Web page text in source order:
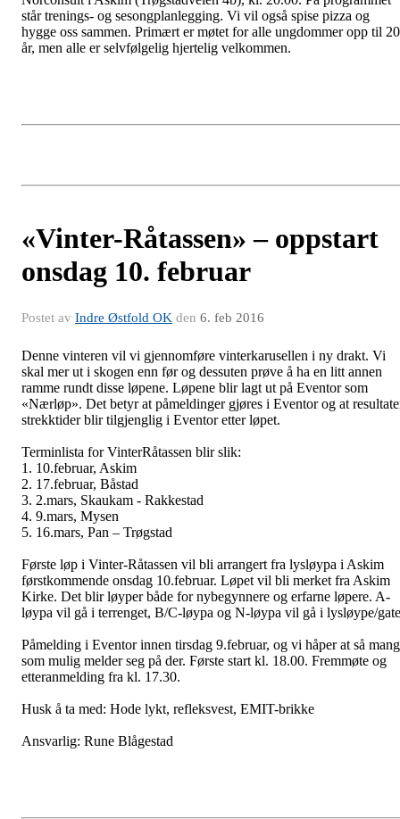
står trenings- og sesongplanlegging. Vi vil også spise pizza og
hygge oss sammen. Primært er møtet for alle ungdommer opp til 20
år, men alle er selvfølgelig hjertelig velkommen.
«Vinter-Råtassen» – oppstart
onsdag 10. februar
Postet av Indre Østfold OK den 6. feb 2016
Denne vinteren vil vi gjennomføre vinterkarusellen i ny drakt. Vi
skal mer ut i skogen enn før og dessuten prøve å ha en litt annen
ramme rundt disse løpene. Løpene blir lagt ut på Eventor som
«Nærløp». Det betyr at påmeldinger gjøres i Eventor og at
strekktider blir tilgjenglig i Eventor etter løpet.
Terminlista for VinterRåtassen blir slik:
1. 10.februar, Askim
2. 17.februar, Båstad
3. 2.mars, Skaukam - Rakkestad
4. 9.mars, Mysen
5. 16.mars, Pan – Trøgstad
Første løp i Vinter-Råtassen vil bli arrangert fra lysløypa i Askim
førstkommende onsdag 10.februar. Løpet vil bli merket fra Askim
Kirke. Det blir løyper både for nybegynnere og erfarne løpere. A-
løypa vil gå i terrenget, B/C-løypa og N-løypa vil gå i lysløype/
Påmelding i Eventor innen tirsdag 9.februar, og vi håper at så
som mulig melder seg på der. Første start kl. 18.00. Fremmøte og
etteranmelding fra kl. 17.30.
Husk å ta med: Hode lykt, refleksvest, EMIT-brikke
Ansvarlig: Rune Blågestad